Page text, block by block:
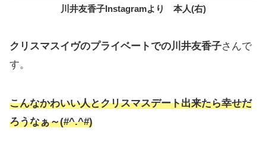
川井友香子Instagramより 本人(右)
クリスマスイヴのプライベートでの川井友香子さんで
す。
こんなかわいい人とクリスマスデート出来たら幸せだ
ろうなぁ～(#^.^#)